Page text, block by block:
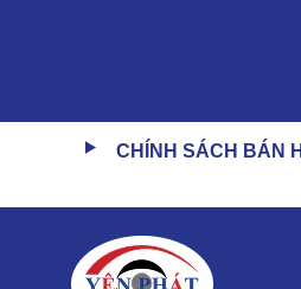
Mọi chi tiết của hộp đều
Nhựa ABS chịu nhiệt giỏi
CHÍNH SÁCH BÁN